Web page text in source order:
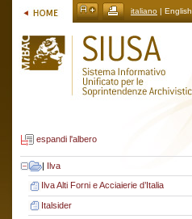
italiano | English
espandi l'albero
| Ilva
Ilva Alti Forni e Acciaierie d’Italia
Italsider